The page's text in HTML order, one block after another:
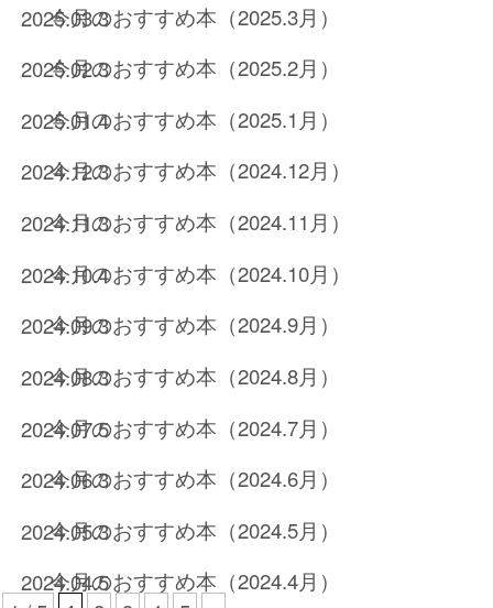
2025.03.3
今月のおすすめ本（2025.3月）
2025.02.3
今月のおすすめ本（2025.2月）
2025.01.4
今月のおすすめ本（2025.1月）
2024.12.3
今月のおすすめ本（2024.12月）
2024.11.3
今月のおすすめ本（2024.11月）
2024.10.4
今月のおすすめ本（2024.10月）
2024.09.3
今月のおすすめ本（2024.9月）
2024.08.3
今月のおすすめ本（2024.8月）
2024.07.5
今月のおすすめ本（2024.7月）
2024.06.3
今月のおすすめ本（2024.6月）
2024.05.3
今月のおすすめ本（2024.5月）
2024.04.5
今月のおすすめ本（2024.4月）